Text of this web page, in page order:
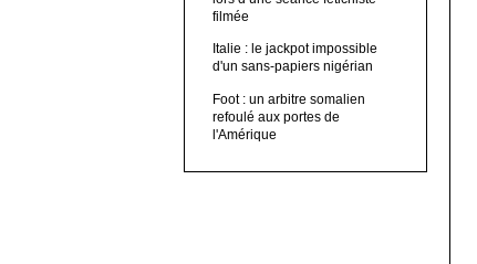
filmée
Italie : le jackpot impossible
d'un sans-papiers nigérian
Foot : un arbitre somalien
refoulé aux portes de
l'Amérique